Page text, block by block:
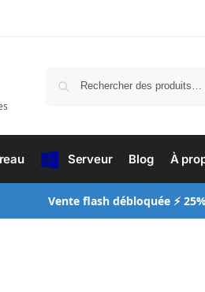
Serveur Blog À
Vente flash débloquée ⚡